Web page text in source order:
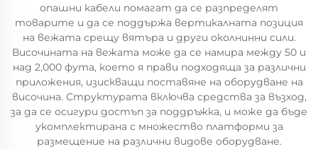
опашни кабели помагат да се разпределят
товарите и да се поддържа вертикалната позиция
на вежата срещу вятъра и други околнинни сили.
Височината на вежата може да се намира между 50 и
над 2,000 фута, което я прави подходяща за различни
приложения, изискващи поставяне на оборудване на
височина. Структурата включва средства за възход,
за да се осигури достъп за поддръжка, и може да бъде
укомплектирана с множество платформи за
размещение на различни видове оборудване.